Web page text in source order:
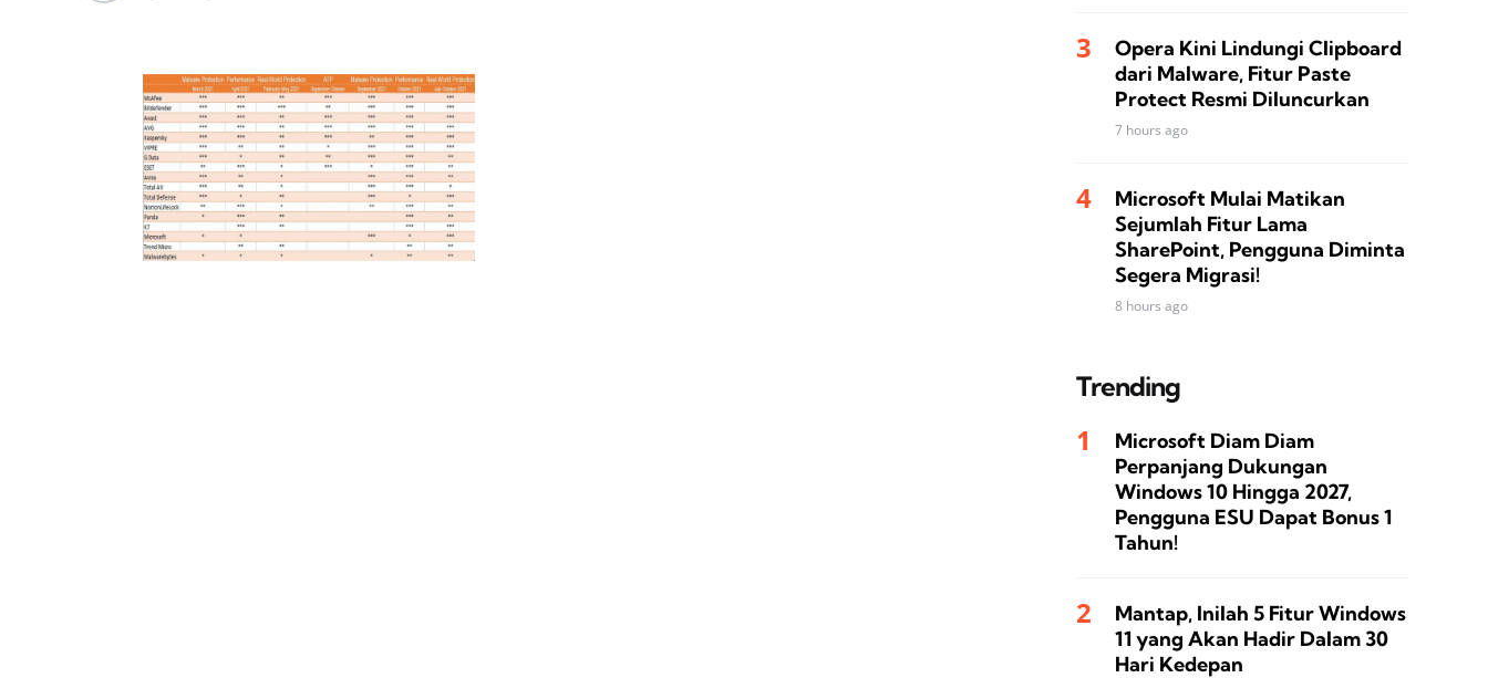
Opera Kini Lindungi Clipboard
dari Malware, Fitur Paste
Protect Resmi Diluncurkan
7 hours ago
Microsoft Mulai Matikan
Sejumlah Fitur Lama
SharePoint, Pengguna Diminta
Segera Migrasi!
8 hours ago
Trending
Microsoft Diam Diam
Perpanjang Dukungan
Windows 10 Hingga 2027,
Pengguna ESU Dapat Bonus 1
Tahun!
Mantap, Inilah 5 Fitur Windows
11 yang Akan Hadir Dalam 30
Hari Kedepan